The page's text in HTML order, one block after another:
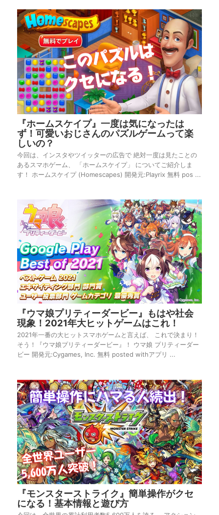
『ホームスケイプ』一度は気になったは
ず！可愛いおじさんのパズルゲームって楽
しいの？
今回は、インスタやツイッターの広告で 絶対一度は見たことの
あるスマホゲーム、 「ホームスケイプ」 についてご紹介しま
す！ ホームスケイプ (Homescapes) 開発元:Playrix 無料 pos ...
『ウマ娘プリティーダービー』もはや社会
現象！2021年大ヒットゲームはこれ！
2021年一番の大ヒットスマホゲームと言えば、 これで決まり！
そう！『ウマ娘プリティーダービー』！ ウマ娘 プリティーダー
ビー 開発元:Cygames, Inc. 無料 posted withアプリ ...
『モンスターストライク』簡単操作がクセ
になる！基本情報と遊び方